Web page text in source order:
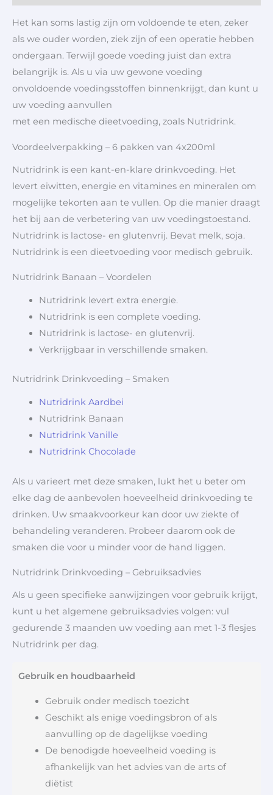
Het kan soms lastig zijn om voldoende te eten, zeker
als we ouder worden, ziek zijn of een operatie hebben
ondergaan. Terwijl goede voeding juist dan extra
belangrijk is. Als u via uw gewone voeding
onvoldoende voedingsstoffen binnenkrijgt, dan kunt u
uw voeding aanvullen
met een medische dieetvoeding, zoals Nutridrink.
Voordeelverpakking – 6 pakken van 4x200ml
Nutridrink is een kant-en-klare drinkvoeding. Het
levert eiwitten, energie en vitamines en mineralen om
mogelijke tekorten aan te vullen. Op die manier draagt
het bij aan de verbetering van uw voedingstoestand.
Nutridrink is lactose- en glutenvrij. Bevat melk, soja.
Nutridrink is een dieetvoeding voor medisch gebruik.
Nutridrink Banaan – Voordelen
Nutridrink levert extra energie.
Nutridrink is een complete voeding.
Nutridrink is lactose- en glutenvrij.
Verkrijgbaar in verschillende smaken.
Nutridrink Drinkvoeding – Smaken
Nutridrink Aardbei
Nutridrink Banaan
Nutridrink Vanille
Nutridrink Chocolade
Als u varieert met deze smaken, lukt het u beter om
elke dag de aanbevolen hoeveelheid drinkvoeding te
drinken. Uw smaakvoorkeur kan door uw ziekte of
behandeling veranderen. Probeer daarom ook de
smaken die voor u minder voor de hand liggen.
Nutridrink Drinkvoeding – Gebruiksadvies
Als u geen specifieke aanwijzingen voor gebruik krijgt,
kunt u het algemene gebruiksadvies volgen: vul
gedurende 3 maanden uw voeding aan met 1-3 flesjes
Nutridrink per dag.
Gebruik en houdbaarheid
Gebruik onder medisch toezicht
Geschikt als enige voedingsbron of als
aanvulling op de dagelijkse voeding
De benodigde hoeveelheid voeding is
afhankelijk van het advies van de arts of
diëtist